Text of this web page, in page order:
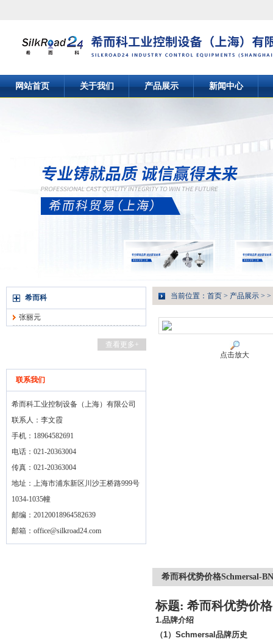
网站首页 关于我们 产品展示 新闻中心
希而科
张丽元
查看更多+
联系我们
希而科工业控制设备（上海）有限公司
联系人：李文霞
手机：18964582691
电话：021-20363004
传真：021-20363004
地址：上海市浦东新区川沙王桥路999号
1034-1035幢
邮编：20120018964582639
邮箱： office@silkroad24.com
当前位置： 首页 > 产品展示 > >
点击放大
希而科优势价格Schmersal-
标题: 希而科优势价格
1.品牌介绍
（1） Schmersal 品牌历史